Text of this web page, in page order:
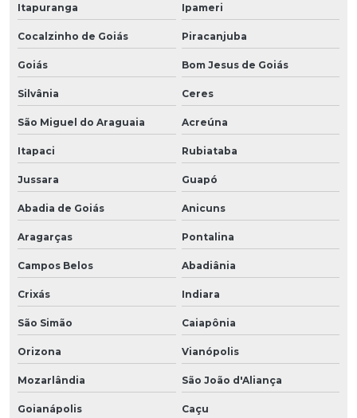
Itapuranga Ipameri
Cocalzinho de Goiás Piracanjuba
Goiás Bom Jesus de Goiás
Silvânia Ceres
São Miguel do Araguaia Acreúna
Itapaci Rubiataba
Jussara Guapó
Abadia de Goiás Anicuns
Aragarças Pontalina
Campos Belos Abadiânia
Crixás Indiara
São Simão Caiapônia
Orizona Vianópolis
Mozarlândia São João d'Aliança
Goianápolis Caçu